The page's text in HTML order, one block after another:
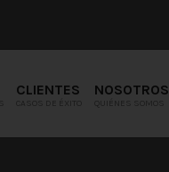
CLIENTES
CASOS DE ÉXITO
NOSOTROS
QUIÉNES SOMOS